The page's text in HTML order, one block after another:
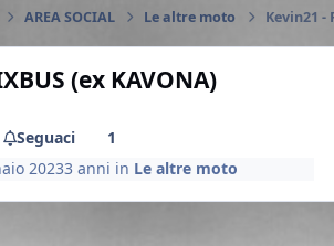
AREA SOCIAL Le altre moto Kevin21 -
(ex KAVONA)
Seguaci
1
20233 anni in Le altre moto